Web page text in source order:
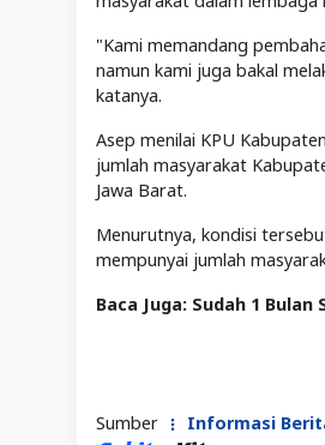
"Kami memandang
namun kami juga bakal
katanya.
Asep menilai KPU
jumlah masyarakat
Jawa Barat.
Menurutnya, kondisi
mempunyai jumlah
Baca Juga: Sudah 1
Sumber Informasi